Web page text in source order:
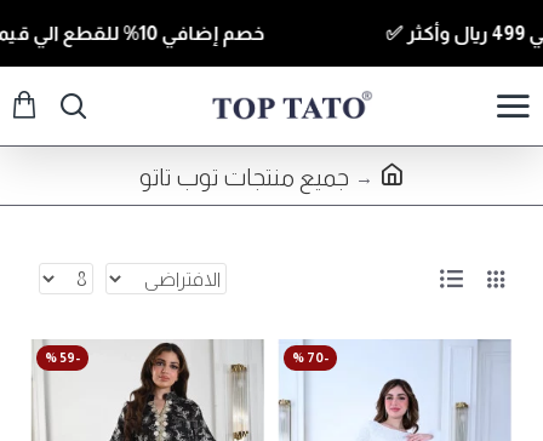
خصم إضافي 10% للقطع الي قيمتها 350 ريال وأكثر كود ( T10 ) ✅
جميع منتجات توب تاتو
-70 %
-59 %